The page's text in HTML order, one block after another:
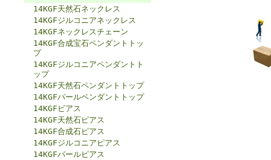
14KGF天然石ネックレス
14KGFジルコニアネックレス
14KGFネックレスチェーン
14KGF合成宝石ペンダントトッ
プ
14KGFジルコニアペンダントト
ップ
14KGF天然石ペンダントトップ
14KGFパールペンダントトップ
14KGFピアス
14KGF天然石ピアス
14KGF合成石ピアス
14KGFジルコニアピアス
14KGFパールピアス